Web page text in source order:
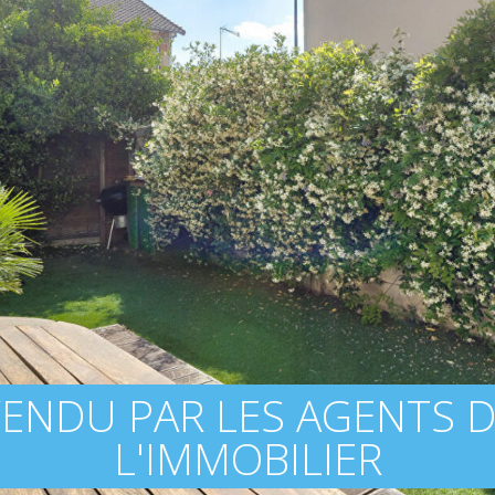
PAR LES AGENTS
L'IMMOBILIER